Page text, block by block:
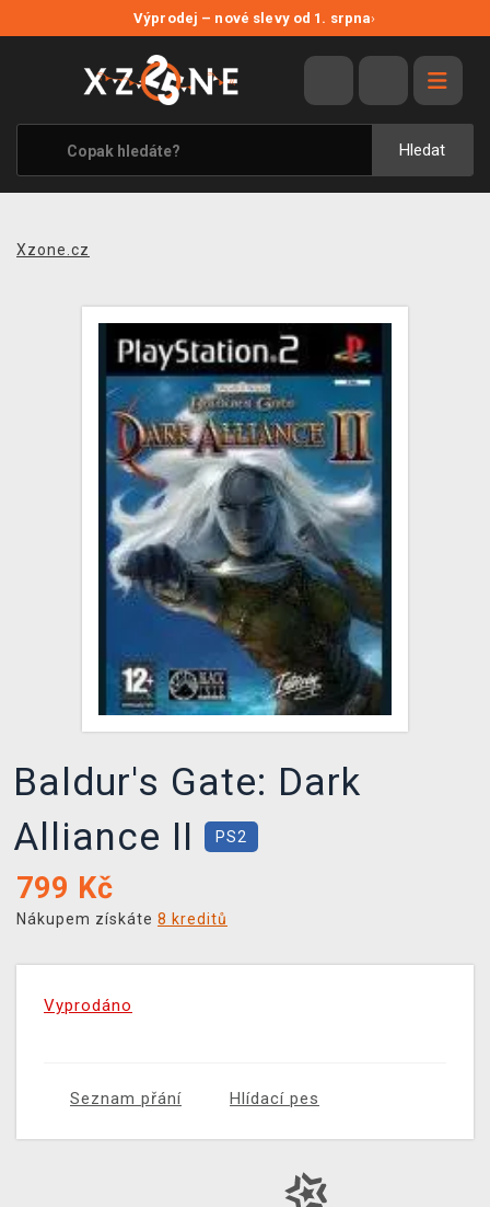
Výprodej – nové slevy od 1. srpna›
Hledat
VÝPRODEJ
VIDEOHRY
XZONE ORIGINALS
TÉMATIKY
SPOLEČENSKÉ HRY
PRODEJNY
DOPRAVA
XZONE KLUB
TCG & BOARDGAME HUB
VÝKUP HER (BAZAR)
Xzone.cz
Baldur's Gate: Dark
Alliance II
PS2
799 Kč
Nákupem získáte 8 kreditů
Vyprodáno
Seznam přání Hlídací pes